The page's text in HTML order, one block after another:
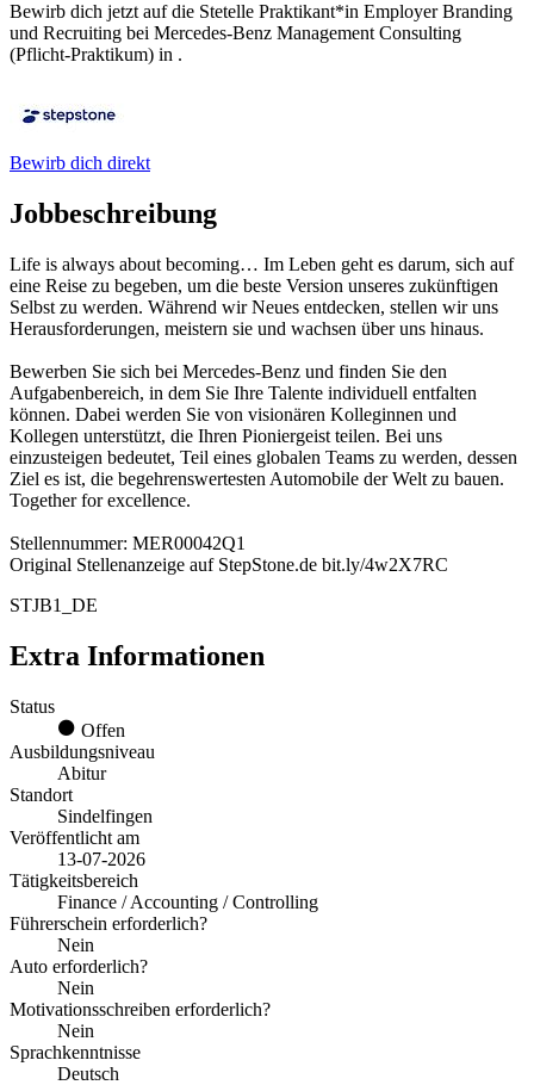
Bewirb dich jetzt auf die Stetelle Praktikant*in Employer Branding
und Recruiting bei Mercedes-Benz Management Consulting
(Pflicht-Praktikum) in .
Bewirb dich direkt
Jobbeschreibung
Life is always about becoming… Im Leben geht es darum, sich auf
eine Reise zu begeben, um die beste Version unseres zukünftigen
Selbst zu werden. Während wir Neues entdecken, stellen wir uns
Herausforderungen, meistern sie und wachsen über uns hinaus.
Bewerben Sie sich bei Mercedes-Benz und finden Sie den
Aufgabenbereich, in dem Sie Ihre Talente individuell entfalten
können. Dabei werden Sie von visionären Kolleginnen und
Kollegen unterstützt, die Ihren Pioniergeist teilen. Bei uns
einzusteigen bedeutet, Teil eines globalen Teams zu werden, dessen
Ziel es ist, die begehrenswertesten Automobile der Welt zu bauen.
Together for excellence.
Stellennummer: MER00042Q1
Original Stellenanzeige auf StepStone.de bit.ly/4w2X7RC
STJB1_DE
Extra Informationen
Status
Offen
Ausbildungsniveau
Abitur
Standort
Sindelfingen
Veröffentlicht am
13-07-2026
Tätigkeitsbereich
Finance / Accounting / Controlling
Führerschein erforderlich?
Nein
Auto erforderlich?
Nein
Motivationsschreiben erforderlich?
Nein
Sprachkenntnisse
Deutsch